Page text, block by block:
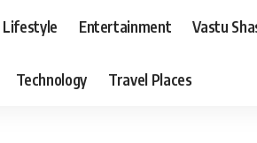
Lifestyle Entertainment Vastu
Technology Travel Places